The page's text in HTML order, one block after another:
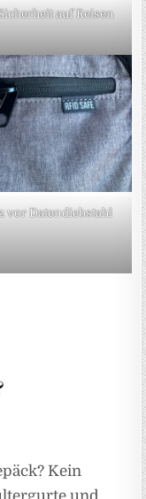
auf Reisen
vor Datendiebstahl
Kein